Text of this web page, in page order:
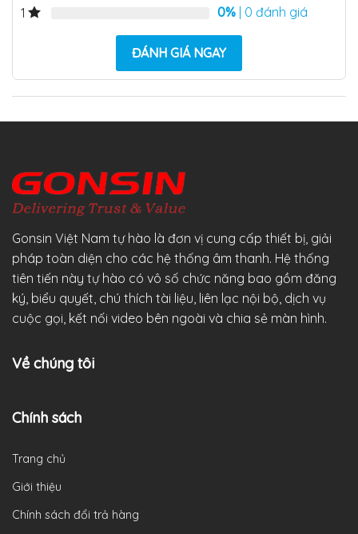
1
0% | 0 đánh giá
ĐÁNH GIÁ NGAY
Gonsin Việt Nam tự hào là đơn vị cung cấp thiết bị, giải
pháp toàn diện cho các hệ thống âm thanh. Hệ thống
tiên tiến này tự hào có vô số chức năng bao gồm đăng
ký, biểu quyết, chú thích tài liệu, liên lạc nội bộ, dịch vụ
cuộc gọi, kết nối video bên ngoài và chia sẻ màn hình.
Về chúng tôi
Chính sách
Trang chủ
Giới thiệu
Chính sách đổi trả hàng